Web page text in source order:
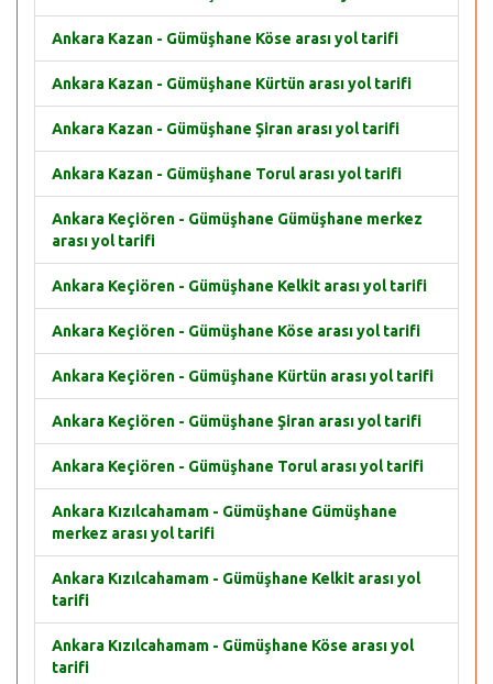
Ankara Kazan - Gümüşhane Köse arası yol tarifi
Ankara Kazan - Gümüşhane Kürtün arası yol tarifi
Ankara Kazan - Gümüşhane Şiran arası yol tarifi
Ankara Kazan - Gümüşhane Torul arası yol tarifi
Ankara Keçiören - Gümüşhane Gümüşhane merkez
arası yol tarifi
Ankara Keçiören - Gümüşhane Kelkit arası yol tarifi
Ankara Keçiören - Gümüşhane Köse arası yol tarifi
Ankara Keçiören - Gümüşhane Kürtün arası yol tarifi
Ankara Keçiören - Gümüşhane Şiran arası yol tarifi
Ankara Keçiören - Gümüşhane Torul arası yol tarifi
Ankara Kızılcahamam - Gümüşhane Gümüşhane
merkez arası yol tarifi
Ankara Kızılcahamam - Gümüşhane Kelkit arası yol
tarifi
Ankara Kızılcahamam - Gümüşhane Köse arası yol
tarifi